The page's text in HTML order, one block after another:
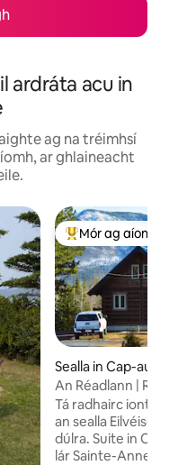
ardráta acu in
ag na tréimhsí
ar ghlaineacht
An-mhór ag
Mór ag aíonna
Sealla in Cap-au-
An Réadlann |
Chocs
Tá radhairc
an sealla
dúlra. Suite in
lár Sainte-Anne-